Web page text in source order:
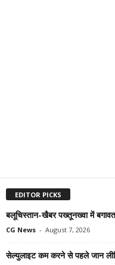
EDITOR PICKS
बलूचिस्तान-खैबर पख्तूनख्वा में
CG News - August 7, 2026
सेल्युलाइट कम करने से पहले जान